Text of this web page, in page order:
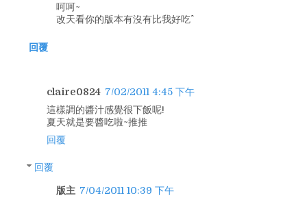
呵呵~
改天看你的版本有沒有比我好吃^^
回覆
claire0824 7/02/2011 4:45 下午
這樣調的醬汁感覺很下飯呢!
夏天就是要醬吃啦~推推
回覆
回覆
版主 7/04/2011 10:39 下午